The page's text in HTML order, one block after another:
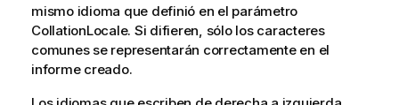
mismo idioma que definió en el parámetro
CollationLocale. Si difieren, sólo los caracteres
comunes se representarán correctamente en el
informe creado.